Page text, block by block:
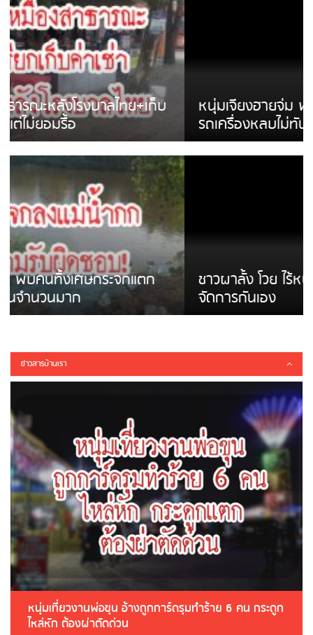
หนุ่มเจียงฮายจ่ม พบถังน้ำดื่มตกกลางถนน
รถเครื่องหลบไม่ทันล้มบาดเจ็บ
ชาวผาลั้ง โวย ไร้หน่วยงานดูแล ดินสไลด์ ต้อง
จัดการกันเอง
ข่าวสารบ้านเรา
หนุ่มเที่ยวงานพ่อขุน อ้างถูกการ์ดรุมทำร้าย 6 คน กระดูก
ไหล่หัก ต้องผ่าตัดด่วน